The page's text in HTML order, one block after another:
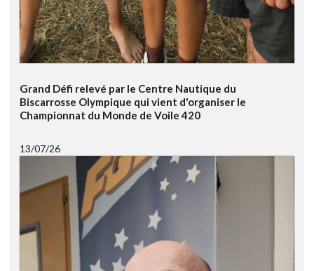
Grand Défi relevé par le Centre Nautique du
Biscarrosse Olympique qui vient d'organiser le
Championnat du Monde de Voile 420
13/07/26